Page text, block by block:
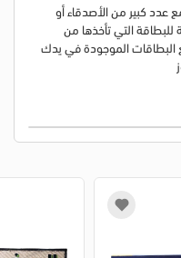
عدد كبير من الأصدقاء أو
للبطاقة التي تأخذها من
البطاقات الموجودة في يدك